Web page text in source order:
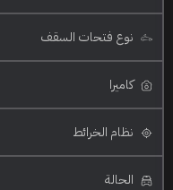
نوع فتحات السقف
كاميرا
نظام الخرائط
الحالة